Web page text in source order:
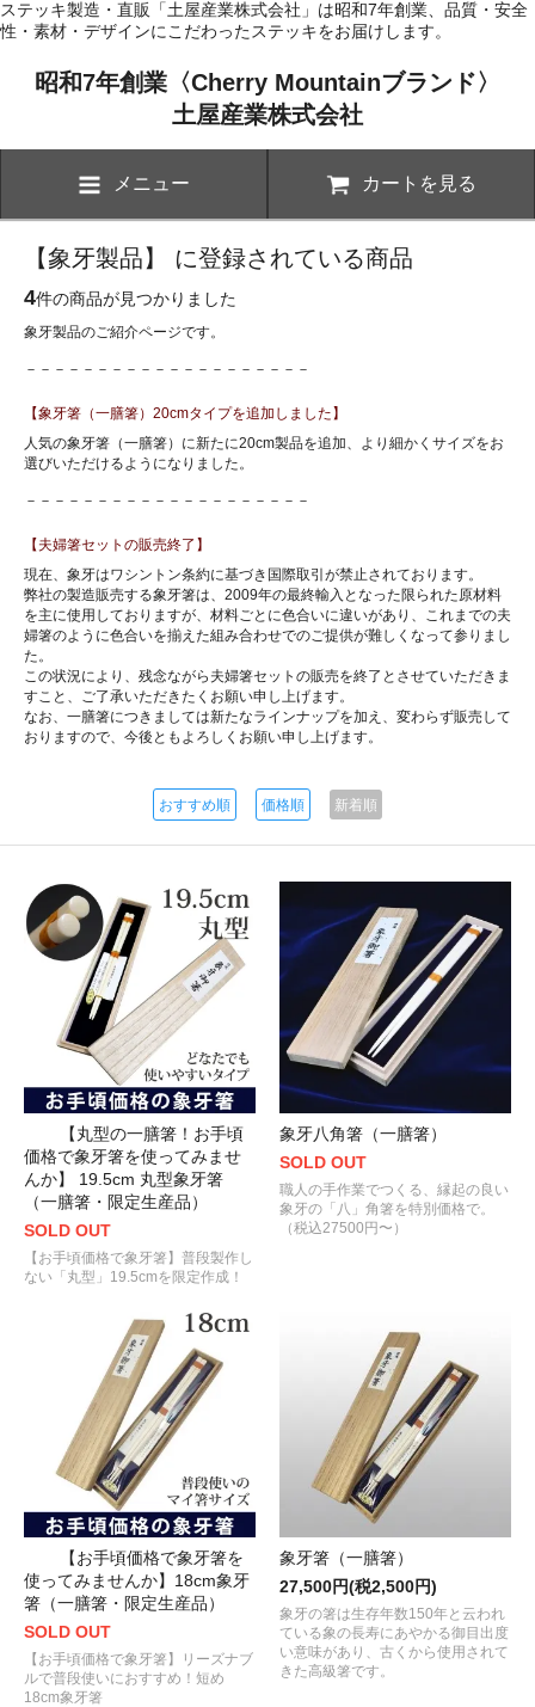
ステッキ製造・直販「土屋産業株式会社」は昭和7年創業、品質・安全
性・素材・デザインにこだわったステッキをお届けします。
昭和7年創業〈Cherry Mountainブランド〉
土屋産業株式会社
メニュー カートを見る
【象牙製品】 に登録されている商品
4件の商品が見つかりました
象牙製品のご紹介ページです。
－－－－－－－－－－－－－－－－－－－－
【象牙箸（一膳箸）20cmタイプを追加しました】
人気の象牙箸（一膳箸）に新たに20cm製品を追加、より細かくサイズをお
選びいただけるようになりました。
－－－－－－－－－－－－－－－－－－－－
【夫婦箸セットの販売終了】
現在、象牙はワシントン条約に基づき国際取引が禁止されております。
弊社の製造販売する象牙箸は、2009年の最終輸入となった限られた原材料
を主に使用しておりますが、材料ごとに色合いに違いがあり、これまでの夫
婦箸のように色合いを揃えた組み合わせでのご提供が難しくなって参りまし
た。
この状況により、残念ながら夫婦箸セットの販売を終了とさせていただきま
すこと、ご了承いただきたくお願い申し上げます。
なお、一膳箸につきましては新たなラインナップを加え、変わらず販売して
おりますので、今後ともよろしくお願い申し上げます。
おすすめ順 価格順 新着順
【丸型の一膳箸！お手頃
価格で象牙箸を使ってみませ
んか】 19.5cm 丸型象牙箸
（一膳箸・限定生産品）
SOLD OUT
【お手頃価格で象牙箸】普段製作し
ない「丸型」19.5cmを限定作成！
象牙八角箸（一膳箸）
SOLD OUT
職人の手作業でつくる、縁起の良い
象牙の「八」角箸を特別価格で。
（税込27500円〜）
【お手頃価格で象牙箸を
使ってみませんか】18cm象牙
箸（一膳箸・限定生産品）
SOLD OUT
【お手頃価格で象牙箸】リーズナブ
ルで普段使いにおすすめ！短め
18cm象牙箸
象牙箸（一膳箸）
27,500円(税2,500円)
象牙の箸は生存年数150年と云われ
ている象の長寿にあやかる御目出度
い意味があり、古くから使用されて
きた高級箸です。